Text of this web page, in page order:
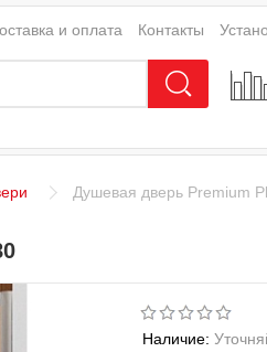
и оплата Контакты
Душевая дверь Premium
Наличие: